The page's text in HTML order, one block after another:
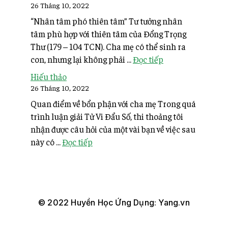
26 Tháng 10, 2022
“Nhân tâm phó thiên tâm” Tư tưởng nhân
tâm phù hợp với thiên tâm của Đổng Trọng
Thư (179 – 104 TCN). Cha mẹ có thể sinh ra
con, nhưng lại không phải ...Đọc tiếp
Hiếu thảo
26 Tháng 10, 2022
Quan điểm về bổn phận với cha mẹ Trong quá
trình luận giải Tử Vi Đẩu Số, thi thoảng tôi
nhận được câu hỏi của một vài bạn về việc sau
này có ...Đọc tiếp
© 2022 Huyền Học Ứng Dụng: Yang.vn